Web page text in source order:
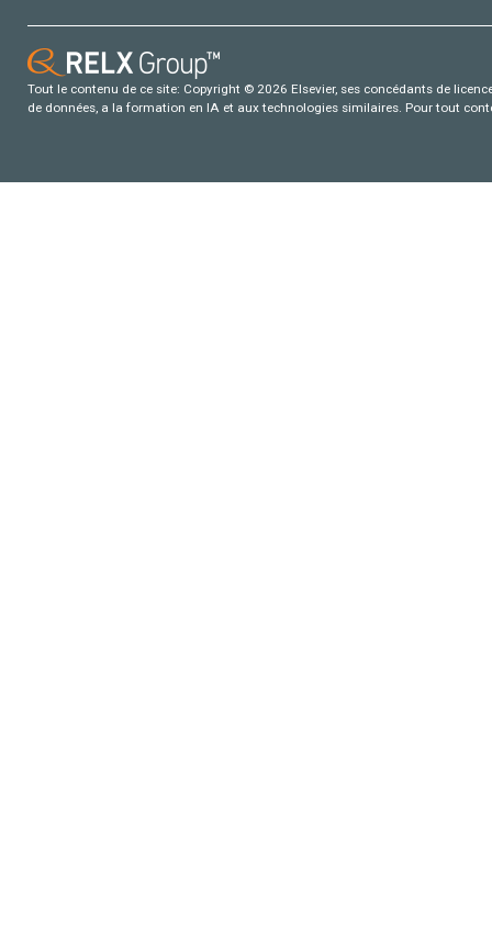
Tout le contenu de ce site: Copyright © 2026 Elsevier, ses concédants de
de données, a la formation en IA et aux technologies similaires. Pour tout